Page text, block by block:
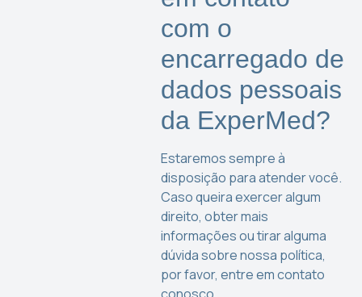
com o
encarregado de
dados pessoais
da ExperMed?
Estaremos sempre à
disposição para atender você.
Caso queira exercer algum
direito, obter mais
informações ou tirar alguma
dúvida sobre nossa política,
por favor, entre em contato